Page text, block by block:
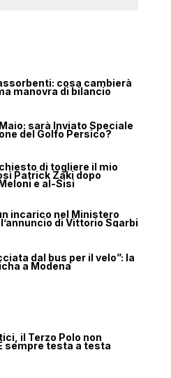
cosa cambierà
manovra di bilancio
sarà Inviato Speciale
del Golfo Persico?
di togliere il mio
Patrick Zaki dopo
e al-Sisi
incarico nel Ministero
di Vittorio Sgarbi
dal bus per il velo”: la
a Modena
il Terzo Polo non
sempre testa a testa